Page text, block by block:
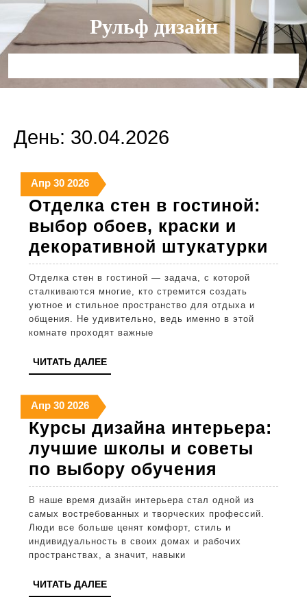
Перейти
содержимому
Рульф дизайн
День: 30.04.2026
Апр30
апреля
2026
3030
апреля
2026
202630
апреля
2026
Отделка стен в гостиной:
выбор обоев, краски и
декоративной штукатурки
стен
Отделка стен в гостиной — задача, с которой
сталкиваются многие, кто стремится создать
уютное и стильное пространство для отдыха и
общения. Не удивительно, ведь именно в этой
комнате проходят важные
ЧИТАТЬ ДАЛЕЕЧИТАТЬ
ДАЛЕЕ
Апр30
апреля
2026
3030
апреля
2026
202630
апреля
2026
Курсы дизайна интерьера:
лучшие школы и советы
по выбору обучения
дизайна
лучшие
школы
В наше время дизайн интерьера стал одной из
самых востребованных и творческих профессий.
Люди все больше ценят комфорт, стиль и
индивидуальность в своих домах и рабочих
пространствах, а значит, навыки
ЧИТАТЬ ДАЛЕЕЧИТАТЬ
ДАЛЕЕ